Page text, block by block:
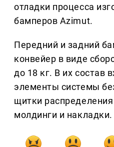
отладки процесса
бамперов Azimut.
Передний и задний
конвейер в виде
до 18 кг. В их состав
элементы системы
щитки
молдинги и накладки.